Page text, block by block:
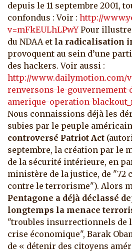
depuis le 11 septembre 2001,
confondus : Voir : http://
v=mFkEULhLPwYPour
du NDAA et la radicalisation
provoquent au sein d’une
des hackers. Voir aussi :
http://www.dailymotion.com/
renversons-le-gouvernement-
amerique-operation-
Nous connaissions déjà les
subies par le peuple
controversé Patriot Act
septembre, la création par le
de la sécurité intérieure, en
ministère de la justice, de "72
contre le terrorisme"). Alors
Pentagone a déjà déclassé
longtemps la menace
"troubles insurrectionnels de
crise économique", Barak
de « détenir des citoyens